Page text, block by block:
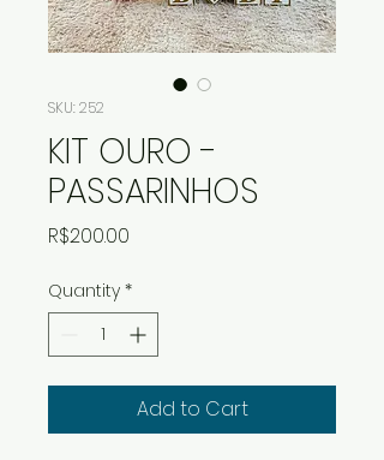
SKU: 252
KIT OURO -
PASSARINHOS
R$200.00
Quantity *
Add to Cart